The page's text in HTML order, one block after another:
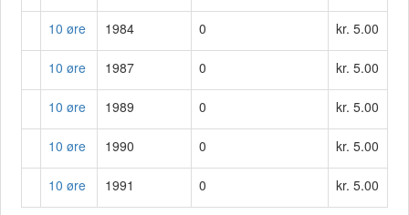
10 øre 1984 0 kr. 5.00
10 øre 1987 0 kr. 5.00
10 øre 1989 0 kr. 5.00
10 øre 1990 0 kr. 5.00
10 øre 1991 0 kr. 5.00